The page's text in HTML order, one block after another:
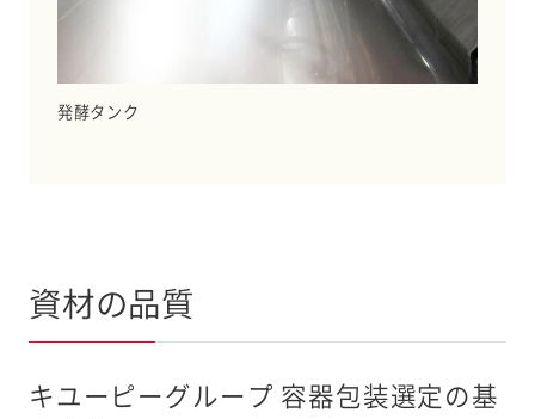
発酵タンク
資材の品質
キユーピーグループ 容器包装選定の基